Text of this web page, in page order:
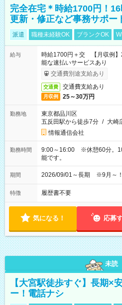
完全在宅＊時給1700円！
更新・修正など事務サポー
派遣 職種未経験OK ブランクOK
給与
時給1700円＋交 【月収例
能な速払いサービスあり
交通費別途支給あり
交通費 交通費支給あり
月収例 25～30万円
勤務地
東京都品川区
五反田駅から徒歩7分 / 大崎
情報通信会社
勤務時間
9:00～16:00 ※休憩60分。
能です。
期間 2026/09/01～長期 ※9月～！
特徴 履歴書不要
気になる！ 応募
未読
【大宮駅徒歩すぐ】長期×
ー！電話ナシ